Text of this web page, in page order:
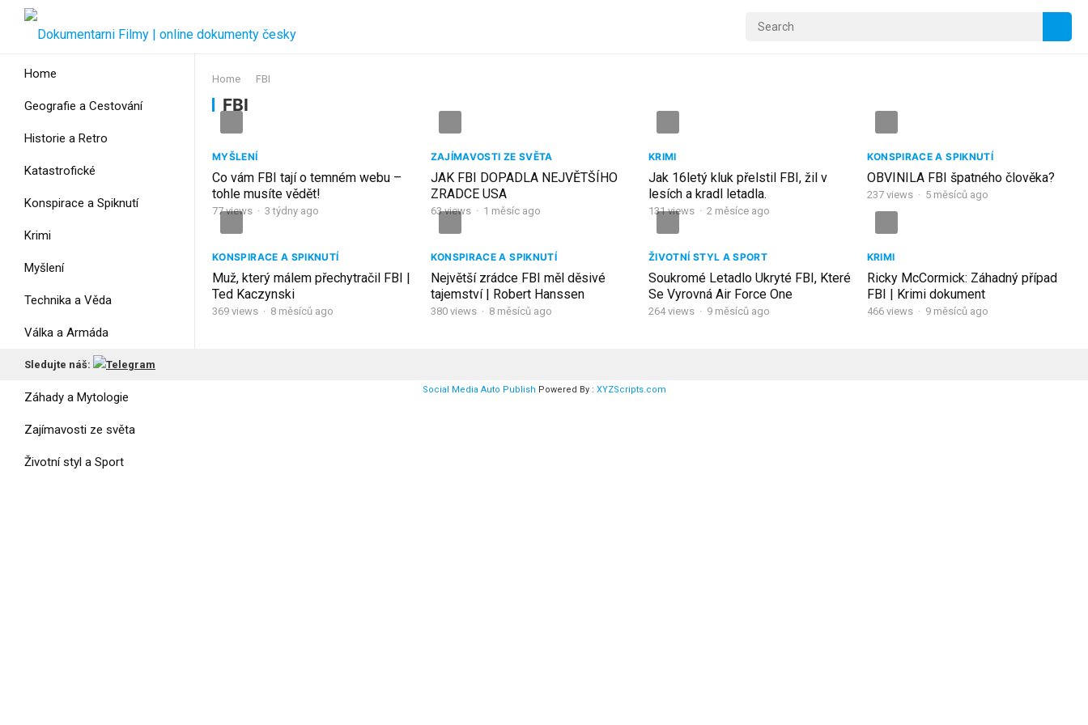
Home
Geografie a Cestování
Historie a Retro
Katastrofické
Konspirace a Spiknutí
Krimi
Myšlení
Technika a Věda
Válka a Armáda
Vesmír a UFO
Záhady a Mytologie
Zajímavosti ze světa
Životní styl a Sport
Home FBI
FBI
MYŠLENÍ
Co vám FBI tají o temném webu –
tohle musíte vědět!
77views · 3 týdny ago
ZAJÍMAVOSTI ZE SVĚTA
JAK FBI DOPADLA NEJVĚTŠÍHO
ZRADCE USA
63views · 1 měsíc ago
KRIMI
Jak 16letý kluk přelstil FBI, žil v
lesích a kradl letadla.
131views · 2 měsíce ago
KONSPIRACE A SPIKNUTÍ
OBVINILA FBI špatného člověka?
237views · 5 měsíců ago
KONSPIRACE A SPIKNUTÍ
Muž, který málem přechytračil FBI |
Ted Kaczynski
369 views · 8 měsíců ago
KONSPIRACE A SPIKNUTÍ
Největší zrádce FBI měl děsivé
tajemství | Robert Hanssen
380views · 8 měsíců ago
ŽIVOTNÍ STYL A SPORT
Soukromé Letadlo Ukryté FBI, Které
Se Vyrovná Air Force One
264views · 9 měsíců ago
KRIMI
Ricky McCormick: Záhadný případ
FBI | Krimi dokument
466views · 9 měsíců ago
Sledujte náš:
Social Media Auto Publish Powered By : XYZScripts.com